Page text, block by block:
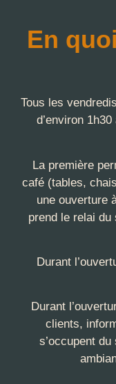
En
Tous les
d’environ
La première
café (tables,
une ouverture
prend le relai du
Durant
Durant
clients,
s’occupent